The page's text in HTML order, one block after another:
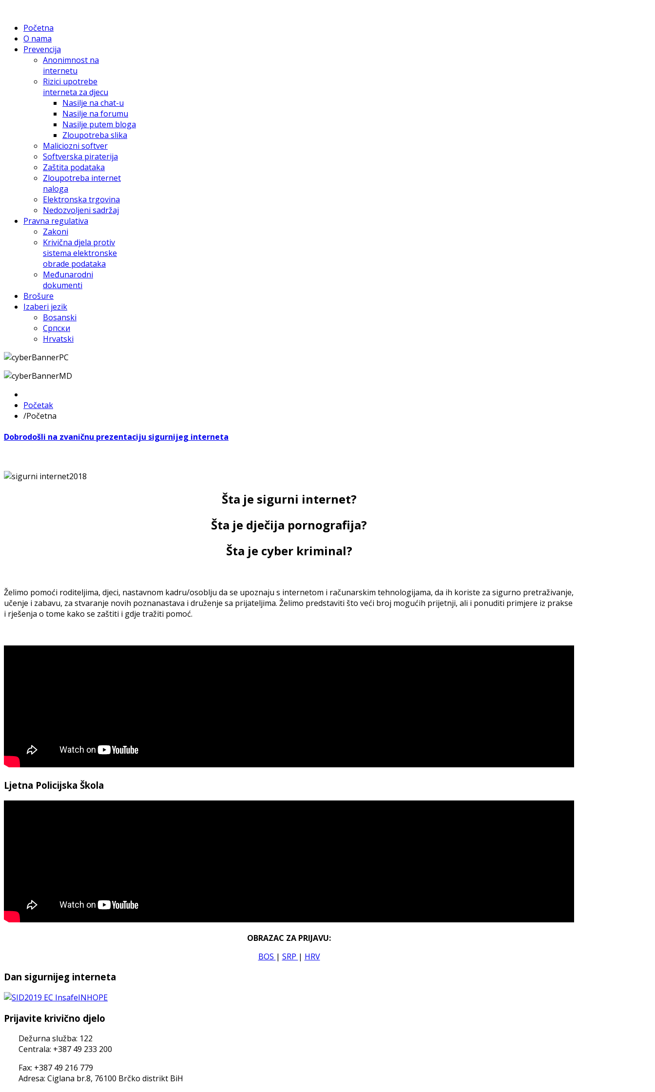
Početna
O nama
Prevencija
Anonimnost na
internetu
Rizici upotrebe
interneta za djecu
Nasilje na chat-u
Nasilje na forumu
Nasilje putem bloga
Zloupotreba slika
Maliciozni softver
Softverska piraterija
Zaštita podataka
Zloupotreba internet
naloga
Elektronska trgovina
Nedozvoljeni sadržaj
Pravna regulativa
Zakoni
Krivična djela protiv
sistema elektronske
obrade podataka
Međunarodni
dokumenti
Brošure
Izaberi jezik
Bosanski
Српски
Hrvatski
Početak
/Početna
Dobrodošli na zvaničnu prezentaciju sigurnijeg interneta
Šta je sigurni internet?
Šta je dječija pornografija?
Šta je cyber kriminal?
Želimo pomoći roditeljima, djeci, nastavnom kadru/osoblju da se upoznaju s internetom i računarskim tehnologijama, da ih koriste za sigurno pretraživanje,
učenje i zabavu, za stvaranje novih poznanastava i druženje sa prijateljima. Želimo predstaviti što veći broj mogućih prijetnji, ali i ponuditi primjere iz prakse
i rješenja o tome kako se zaštiti i gdje tražiti pomoć.
Ljetna Policijska Škola
OBRAZAC ZA PRIJAVU:
BOS | SRP | HRV
Dan sigurnijeg interneta
Prijavite krivično djelo
Dežurna služba: 122
Centrala: +387 49 233 200
Fax: +387 49 216 779
Adresa: Ciglana br.8, 76100 Brčko distrikt BiH